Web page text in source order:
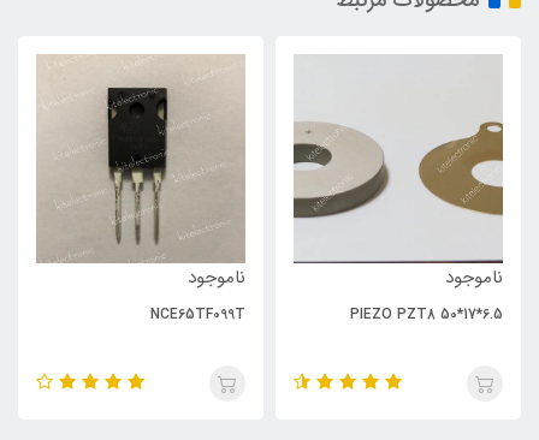
ناموجود
PIEZO PZT8 50*17*6.5
ناموجود
NCE65TF099T